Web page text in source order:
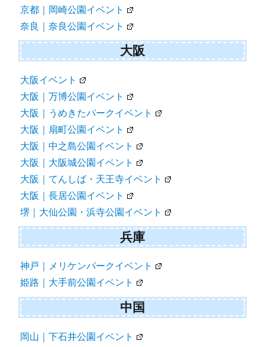
京都｜岡崎公園イベント
奈良｜奈良公園イベント
大阪
大阪イベント
大阪｜万博公園イベント
大阪｜うめきたパークイベント
大阪｜扇町公園イベント
大阪｜中之島公園イベント
大阪｜大阪城公園イベント
大阪｜てんしば・天王寺イベント
大阪｜長居公園イベント
堺｜大仙公園・浜寺公園イベント
兵庫
神戸｜メリケンパークイベント
姫路｜大手前公園イベント
中国
岡山｜下石井公園イベント